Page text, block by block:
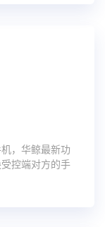
，华鲸最新功
控端对方的手